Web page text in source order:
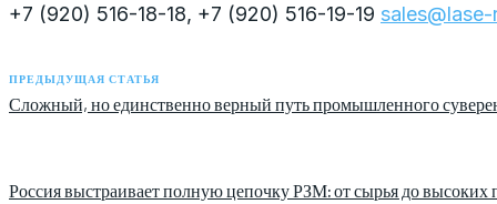
+7 (920) 516-18-18, +7 (920) 516-19-19
ПРЕДЫДУЩАЯ СТАТЬЯ
Сложный, но единственно верный путь промышленного
Россия выстраивает полную цепочку РЗМ: от сырья до высоких